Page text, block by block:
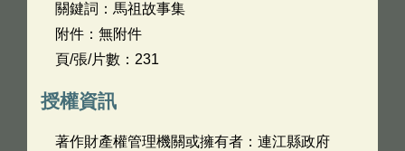
關鍵詞：馬祖故事集
附件：無附件
頁/張/片數：231
授權資訊
著作財產權管理機關或擁有者：連江縣政府